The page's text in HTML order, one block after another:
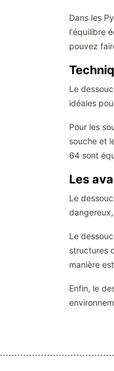
Dans les
l'équilibre
pouvez
Le
idéales
Pour les
souche et
64 sont
Les
Le
Le
structures
manière
Enfin, le